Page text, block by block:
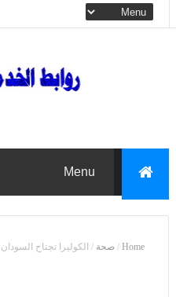
Home
/ صحة / الكوليرا تجتاح